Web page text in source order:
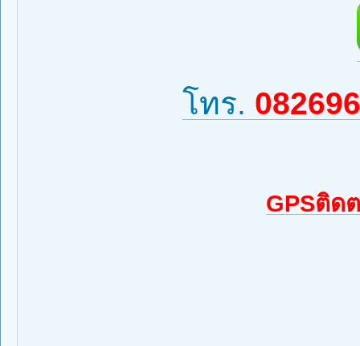
โทร.
GPSติด